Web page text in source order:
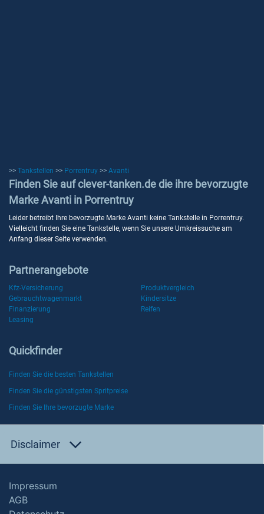
>> Tankstellen >> Porrentruy >> Avanti
Finden Sie auf clever-tanken.de die ihre bevorzugte
Marke Avanti in Porrentruy
Leider betreibt Ihre bevorzugte Marke Avanti keine Tankstelle in Porrentruy.
Vielleicht finden Sie eine Tankstelle, wenn Sie unsere Umkreissuche am
Anfang dieser Seite verwenden.
Partnerangebote
Kfz-Versicherung
Produktvergleich
Gebrauchtwagenmarkt
Kindersitze
Finanzierung
Reifen
Leasing
Quickfinder
Finden Sie die besten Tankstellen
Finden Sie die günstigsten Spritpreise
Finden Sie Ihre bevorzugte Marke
Disclaimer
Impressum
AGB